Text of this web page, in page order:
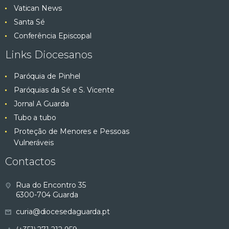
Vatican News
Santa Sé
Conferência Episcopal
Links Diocesanos
Paróquia de Pinhel
Paróquias da Sé e S. Vicente
Jornal A Guarda
Tubo a tubo
Proteção de Menores e Pessoas
Vulneráveis
Contactos
Rua do Encontro 35
6300-704 Guarda
curia@diocesedaguarda.pt